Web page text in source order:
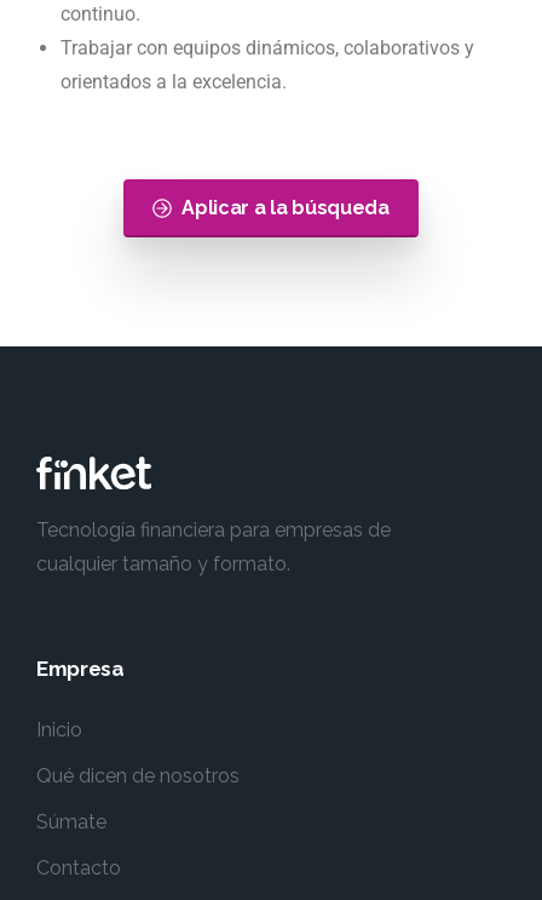
continuo.
Trabajar con equipos dinámicos, colaborativos y
orientados a la excelencia.
Aplicar a la búsqueda
Tecnología financiera para empresas de
cualquier tamaño y formato.
Empresa
Inicio
Qué dicen de nosotros
Súmate
Contacto